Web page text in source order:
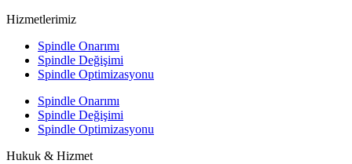
Hizmetlerimiz
Spindle Onarımı
Spindle Değişimi
Spindle Optimizasyonu
Spindle Onarımı
Spindle Değişimi
Spindle Optimizasyonu
Hukuk & Hizmet